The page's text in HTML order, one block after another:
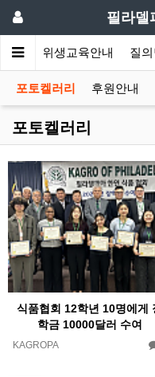
필라델
식 위생교육안내 질
포토켈러리 후원안내
포토켈러리
식품협회 12학년 10명에게
학금 10000달러 수여
KAGROPA